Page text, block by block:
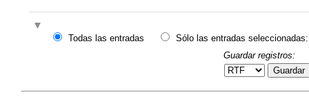
Todas las entradas
Sólo las entradas seleccionadas:
Guardar registros:
Guardar